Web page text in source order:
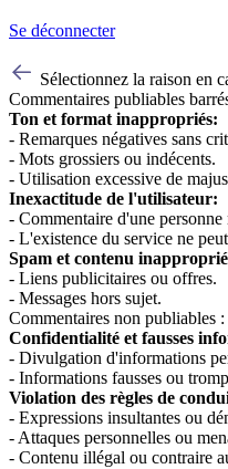
Se déconnecter
Sélectionnez la raison en
Commentaires publiables
Ton et format inappropriés:
- Remarques négatives sans
- Mots grossiers ou indécents.
- Utilisation excessive de
Inexactitude de l'utilisateur:
- Commentaire d'une
- L'existence du service ne
Spam et contenu
- Liens publicitaires ou offres.
- Messages hors sujet.
Commentaires non publiables :
Confidentialité et fausses
- Divulgation d'informations
- Informations fausses ou
Violation des règles de
- Expressions insultantes ou
- Attaques personnelles ou
- Contenu illégal ou contraire